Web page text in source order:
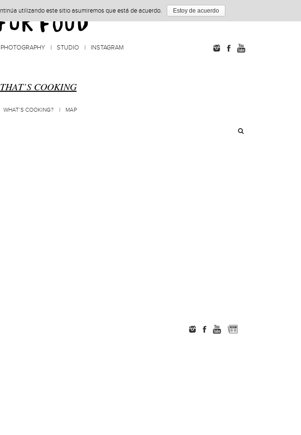
PHOTOGRAPHY STUDIO INSTAGRAM
COOKING
WHAT’S COOKING? MAP
utilizando este sitio asumiremos que está de acuerdo. Estoy de acuerdo